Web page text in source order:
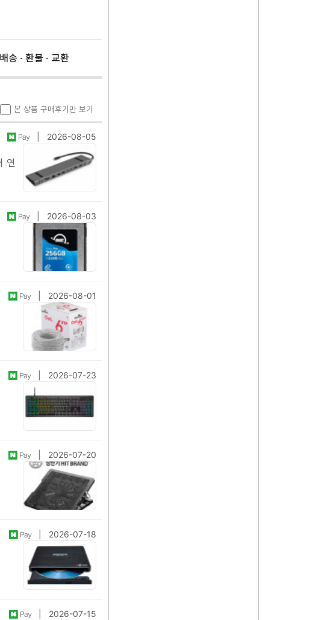
배송 · 환불 · 교환
본 상품 구매후기만 보기
| 2026-08-05
연
| 2026-08-03
| 2026-08-01
| 2026-07-23
| 2026-07-20
| 2026-07-18
| 2026-07-15